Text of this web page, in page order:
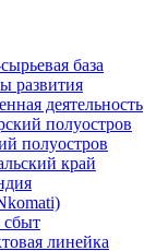
база
развития
деятельность
полуостров
полуостров
край
линейка